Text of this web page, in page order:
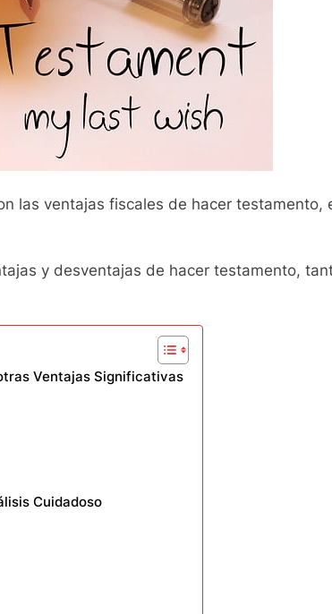
las ventajas fiscales de hacer testamento,
y desventajas de hacer testamento,
Ventajas Significativas
Cuidadoso